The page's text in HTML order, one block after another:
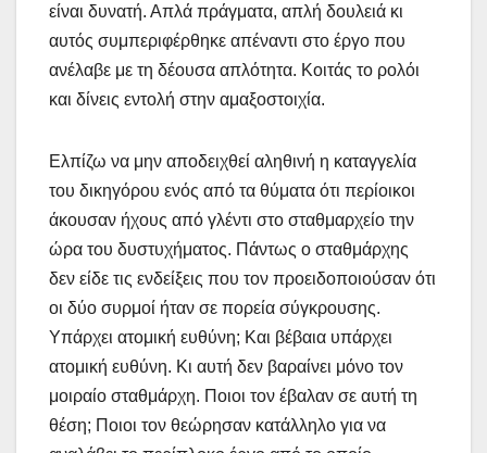
είναι δυνατή. Απλά πράγματα, απλή δουλειά κι
αυτός συμπεριφέρθηκε απέναντι στο έργο που
ανέλαβε με τη δέουσα απλότητα. Κοιτάς το ρολόι
και δίνεις εντολή στην αμαξοστοιχία.
Ελπίζω να μην αποδειχθεί αληθινή η καταγγελία
του δικηγόρου ενός από τα θύματα ότι περίοικοι
άκουσαν ήχους από γλέντι στο σταθμαρχείο την
ώρα του δυστυχήματος. Πάντως ο σταθμάρχης
δεν είδε τις ενδείξεις που τον προειδοποιούσαν ότι
οι δύο συρμοί ήταν σε πορεία σύγκρουσης.
Υπάρχει ατομική ευθύνη; Και βέβαια υπάρχει
ατομική ευθύνη. Κι αυτή δεν βαραίνει μόνο τον
μοιραίο σταθμάρχη. Ποιοι τον έβαλαν σε αυτή τη
θέση; Ποιοι τον θεώρησαν κατάλληλο για να